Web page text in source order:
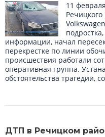
11
информации, начал
перекрестке по линии
происшествия работали
оперативная группа.
обстоятельства трагедии,
ДТП в Речицком